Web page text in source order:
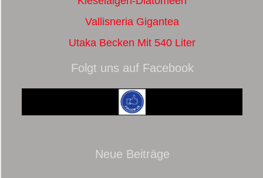
Vallisneria Gigantea
Utaka Becken Mit 540 Liter
Folgt uns auf Facebook
Neue Beiträge